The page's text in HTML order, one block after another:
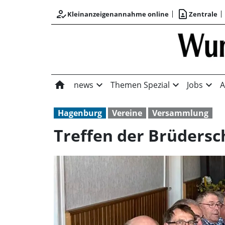
how_to_regKleinanzeigenannahme online contact_page Zentrale
home news expand_more Themen Spezial expand_more Jobs expand_more
Hagenburg Vereine Versammlung
Treffen der